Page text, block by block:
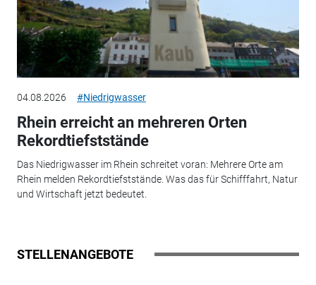
04.08.2026 #Niedrigwasser
Rhein erreicht an mehreren Orten
Rekordtiefststände
Das Niedrigwasser im Rhein schreitet voran: Mehrere Orte am
Rhein melden Rekordtiefststände. Was das für Schifffahrt, Natur
und Wirtschaft jetzt bedeutet.
STELLENANGEBOTE